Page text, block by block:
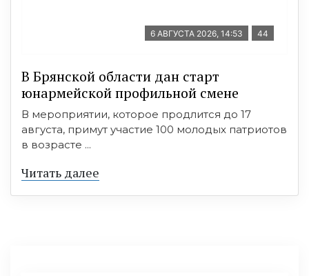
6 АВГУСТА 2026, 14:53 44
В Брянской области дан старт
юнармейской профильной смене
В мероприятии, которое продлится до 17
августа, примут участие 100 молодых патриотов
в возрасте ...
Читать далее